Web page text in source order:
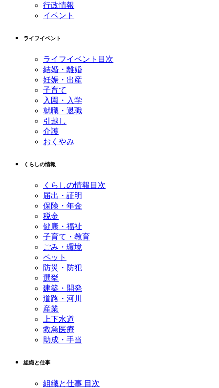
行政情報
イベント
ライフイベント
ライフイベント目次
結婚・離婚
妊娠・出産
子育て
入園・入学
就職・退職
引越し
介護
おくやみ
くらしの情報
くらしの情報目次
届出・証明
保険・年金
税金
健康・福祉
子育て・教育
ごみ・環境
ペット
防災・防犯
選挙
建築・開発
道路・河川
産業
上下水道
救急医療
助成・手当
組織と仕事
組織と仕事 目次